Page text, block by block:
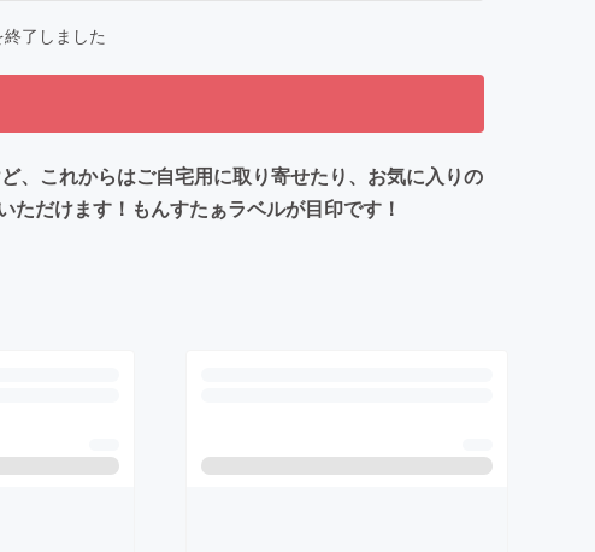
了しました
、これからはご自宅用に取り寄せたり、お気に入りの
だけます！もんすたぁラベルが目印です！